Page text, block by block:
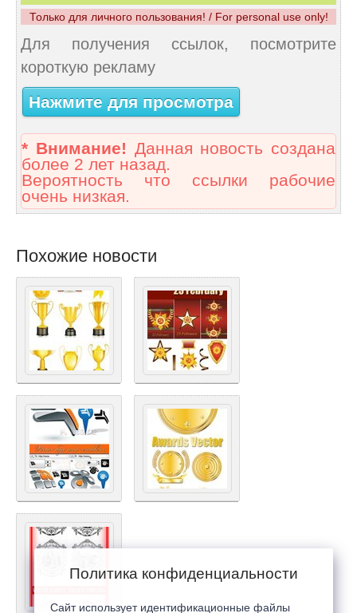
Только для личного пользования! / For personal use only!
Для получения ссылок, посмотрите
короткую рекламу
Нажмите для просмотра
* Внимание! Данная новость создана
более 2 лет назад.
Вероятность что ссылки рабочие
очень низкая.
Похожие новости
Политика конфиденциальности
Сайт использует идентификационные файлы